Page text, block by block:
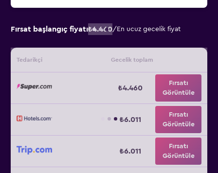
Fırsat başlangıç fiyatı₺4.460/ En ucuz gecelik fiyat
Tedarikçi Gecelik toplam
₺4.460
Fırsatı
Görüntüle
₺6.011
Fırsatı
Görüntüle
₺6.011
Fırsatı
Görüntüle